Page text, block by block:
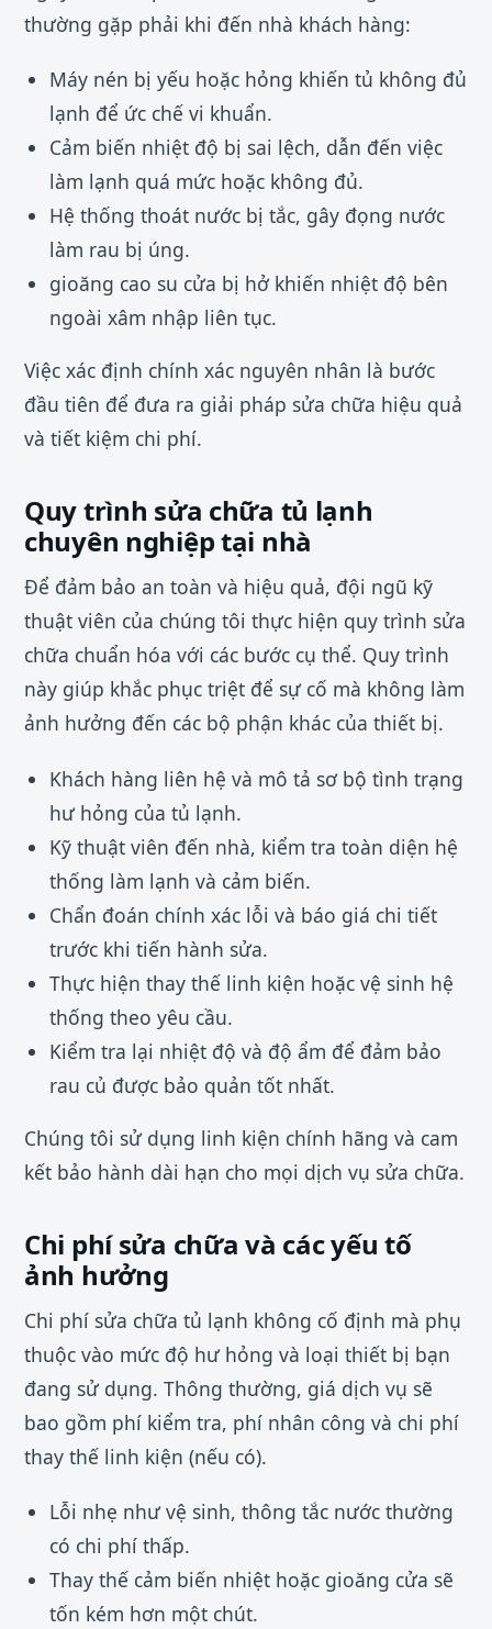
thường gặp phải khi đến nhà khách hàng:
Máy nén bị yếu hoặc hỏng khiến tủ không đủ
lạnh để ức chế vi khuẩn.
Cảm biến nhiệt độ bị sai lệch, dẫn đến việc
làm lạnh quá mức hoặc không đủ.
Hệ thống thoát nước bị tắc, gây đọng nước
làm rau bị úng.
gioăng cao su cửa bị hở khiến nhiệt độ bên
ngoài xâm nhập liên tục.
Việc xác định chính xác nguyên nhân là bước
đầu tiên để đưa ra giải pháp sửa chữa hiệu quả
và tiết kiệm chi phí.
Quy trình sửa chữa tủ lạnh
chuyên nghiệp tại nhà
Để đảm bảo an toàn và hiệu quả, đội ngũ kỹ
thuật viên của chúng tôi thực hiện quy trình sửa
chữa chuẩn hóa với các bước cụ thể. Quy trình
này giúp khắc phục triệt để sự cố mà không làm
ảnh hưởng đến các bộ phận khác của thiết bị.
Khách hàng liên hệ và mô tả sơ bộ tình trạng
hư hỏng của tủ lạnh.
Kỹ thuật viên đến nhà, kiểm tra toàn diện hệ
thống làm lạnh và cảm biến.
Chẩn đoán chính xác lỗi và báo giá chi tiết
trước khi tiến hành sửa.
Thực hiện thay thế linh kiện hoặc vệ sinh hệ
thống theo yêu cầu.
Kiểm tra lại nhiệt độ và độ ẩm để đảm bảo
rau củ được bảo quản tốt nhất.
Chúng tôi sử dụng linh kiện chính hãng và cam
kết bảo hành dài hạn cho mọi dịch vụ sửa chữa.
Chi phí sửa chữa và các yếu tố
ảnh hưởng
Chi phí sửa chữa tủ lạnh không cố định mà phụ
thuộc vào mức độ hư hỏng và loại thiết bị bạn
đang sử dụng. Thông thường, giá dịch vụ sẽ
bao gồm phí kiểm tra, phí nhân công và chi phí
thay thế linh kiện (nếu có).
Lỗi nhẹ như vệ sinh, thông tắc nước thường
có chi phí thấp.
Thay thế cảm biến nhiệt hoặc gioăng cửa sẽ
tốn kém hơn một chút.